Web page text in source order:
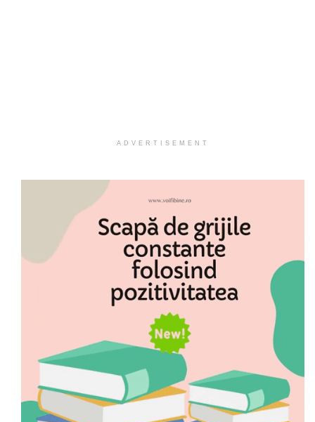
ADVERTISEMENT